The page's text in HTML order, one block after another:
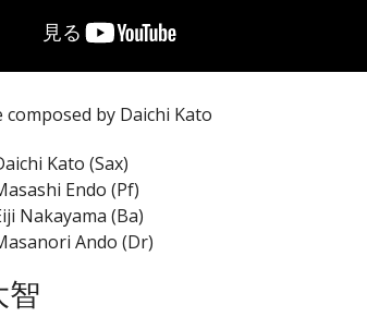
by Daichi Kato
Kato (Sax)
Endo (Pf)
Nakayama (Ba)
Ando (Dr)
智